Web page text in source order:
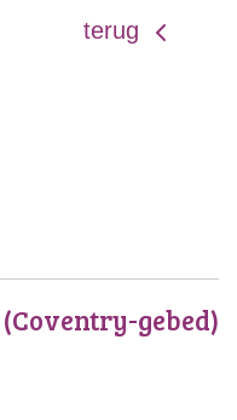
terug
gebed)